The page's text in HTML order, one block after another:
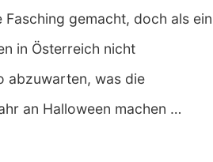
Fasching gemacht, doch als ein
in Österreich nicht
abzuwarten, was die
an Halloween machen …